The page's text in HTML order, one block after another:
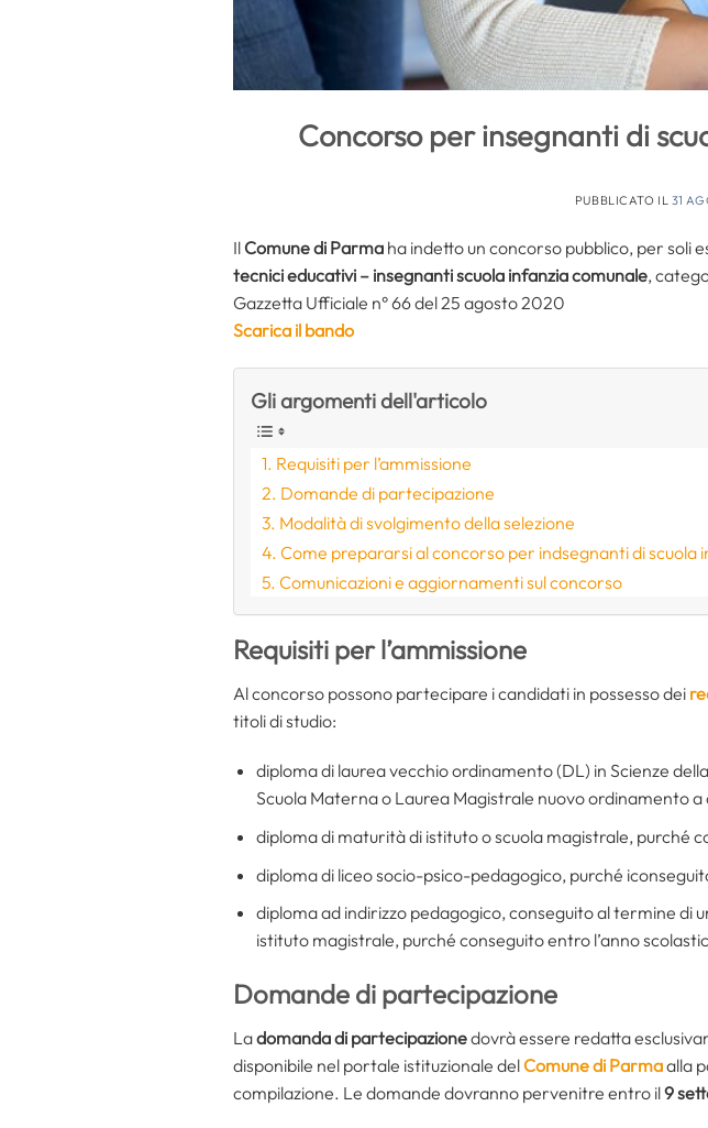
Concorso per insegnanti di
PUBBLICATO IL 31
Il Comune di Parma ha indetto un concorso pubblico, per soli
tecnici educativi – insegnanti scuola infanzia comunale,
Gazzetta Ufficiale n° 66 del 25 agosto 2020
Scarica il bando
Gli argomenti dell'articolo
Requisiti per l’ammissione
Domande di partecipazione
Modalità di svolgimento della selezione
Come prepararsi al concorso per indsegnanti di scuola
Comunicazioni e aggiornamenti sul concorso
Requisiti per l’ammissione
Al concorso possono partecipare i candidati in possesso dei
titoli di studio:
diploma di laurea vecchio ordinamento (DL) in Scienze
Scuola Materna o Laurea Magistrale nuovo ordinamento
diploma di maturità di istituto o scuola magistrale, purché
diploma di liceo socio-psico-pedagogico, purché
diploma ad indirizzo pedagogico, conseguito al termine di
istituto magistrale, purché conseguito entro l’anno
Domande di partecipazione
Ladomanda di partecipazionedovrà essere redatta
disponibile nel portale istituzionale delComune di Parmaalla
compilazione. Le domande dovranno pervenitre entro il9